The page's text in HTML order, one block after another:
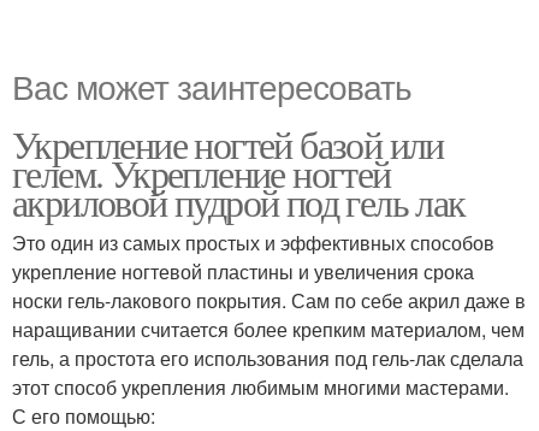
Вас может заинтересовать
Укрепление ногтей базой или
гелем. Укрепление ногтей
акриловой пудрой под гель лак
Это один из самых простых и эффективных способов
укрепление ногтевой пластины и увеличения срока
носки гель-лакового покрытия. Сам по себе акрил даже в
наращивании считается более крепким материалом, чем
гель, а простота его использования под гель-лак сделала
этот способ укрепления любимым многими мастерами.
С его помощью: